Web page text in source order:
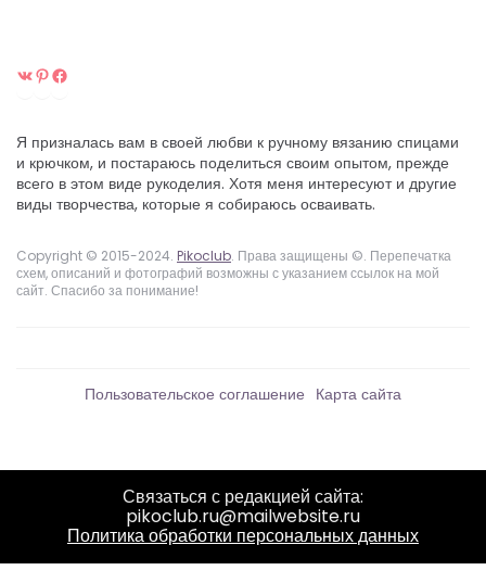
ВКонтакте
Pinterest
Я призналась вам в своей любви к ручному вязанию спицами
и крючком, и постараюсь поделиться своим опытом, прежде
всего в этом виде рукоделия. Хотя меня интересуют и другие
виды творчества, которые я собираюсь осваивать.
Copyright © 2015-2024. Pikoclub. Права защищены ©. Перепечатка
схем, описаний и фотографий возможны с указанием ссылок на мой
сайт. Спасибо за понимание!
Пользовательское соглашение Карта сайта
Связаться с редакцией сайта:
pikoclub.ru@mailwebsite.ru
Политика обработки персональных данных